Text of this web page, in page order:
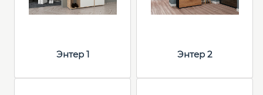
Энтер 1 Энтер 2